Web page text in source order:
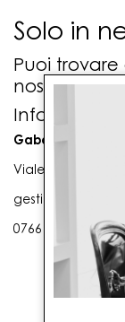
Solo in
Puoi trovare
nostri punti
Info contatti
Gaballo Mario srl
Viale G.
0766 25656